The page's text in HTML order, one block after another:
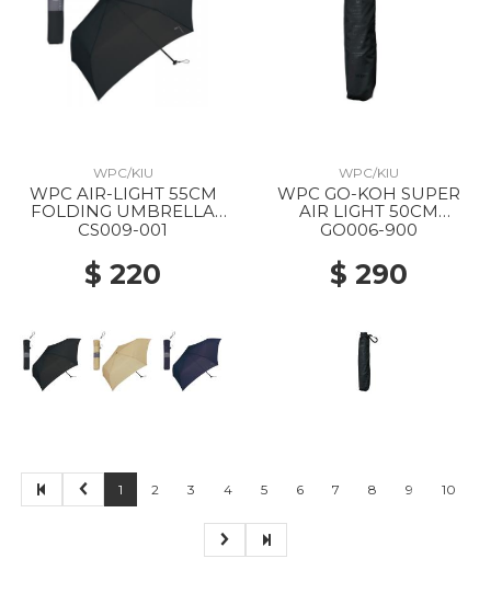
WPC/KIU
WPC AIR-LIGHT 55CM
FOLDING UMBRELLA
BLACK
CS009-001
$ 220
WPC/KIU
WPC GO-KOH SUPER
AIR LIGHT 50CM
FOLDING PARASOL 900
GO006-900
$ 290
1 2 3 4 5 6 7 8 9 10